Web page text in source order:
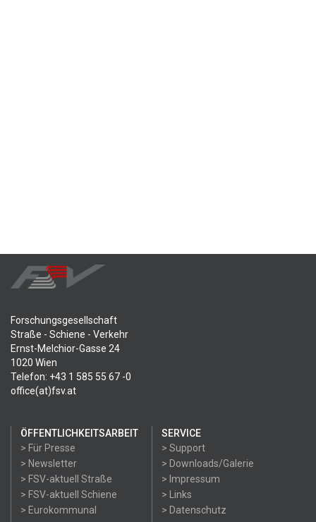
Forschungsgesellschaft
Straße - Schiene - Verkehr
Ernst-Melchior-Gasse 24
1020 Wien
Telefon: +43 1 585 55 67 -0
office(at)fsv.at
ÖFFENTLICHKEITSARBEIT
> Für Presse
> Newsletter
> FSV-aktuell Straße
> FSV-aktuell Schiene
> Eurokommunal
SERVICE
> Support
> Downloads/Galerie
> Impressum
> Links
> Datenschutz